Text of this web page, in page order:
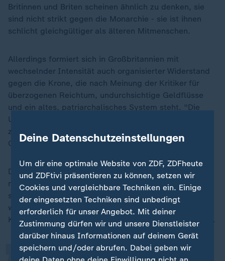
Britinnen und Briten scheinen ähnlich zu denken, sie
sind nicht strikt gegen die Monarchie - sie ist ihnen
schlicht gleichgültiger als älteren Mitmenschen.
Allerdings formiert sich in Großbritannien mit
wechselnder Intensität auch organisierter Widerstand
gegen die Krone, die nach Meinung der Kritiker für
überzogenen Reichtum, undurchsichtige Geldflüsse
und ein altes, patriarchalisches System steht. "Die
Unterstützung für die Monarchie ist seit Jahren
ziemlich stetig zurückgegangen", sagt Graham Smith,
Chef der Anti-Monarchie-Organisation Republic.
Der Andrew-Skandal werde zu Veränderungen führen,
meint Smith. "Es wird für sie nahezu unmöglich sein,
sich davon zu erholen und ihren Ruf
wiederherzustellen." Die bisherigen Reaktionen des
Königshauses seien das "absolute Minimum" gewesen.
„
Deine Datenschutzeinstellungen
Um dir eine optimale Website von ZDF, ZDFheute
und ZDFtivi präsentieren zu können, setzen wir
Cookies und vergleichbare Techniken ein. Einige
der eingesetzten Techniken sind unbedingt
erforderlich für unser Angebot. Mit deiner
Zustimmung dürfen wir und unsere Dienstleister
darüber hinaus Informationen auf deinem Gerät
speichern und/oder abrufen. Dabei geben wir